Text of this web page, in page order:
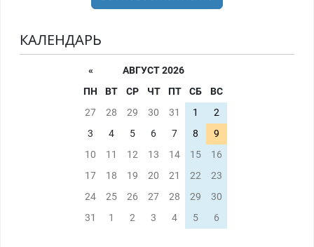
КАЛЕНДАРЬ
«
АВГУСТ 2026
ПН
ВТ СР ЧТ ПТ СБ
ВС
27
28 29 30 31 1
2
3
4 5 6 7 8
9
10
11 12 13 14 15
16
17
18 19 20 21 22
23
24
25 26 27 28 29
30
31
1 2 3 4 5 6